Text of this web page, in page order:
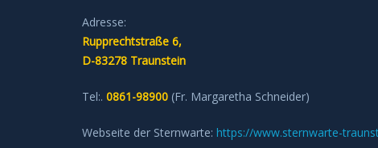
Adresse:
Rupprechtstraße 6,
D-83278 Traunstein
Tel:. 0861-98900 (Fr. Margaretha Schneider)
Webseite der Sternwarte: https://www.sternwarte-